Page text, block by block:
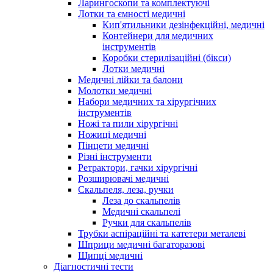
Ларингоскопи та комплектуючі
Лотки та ємності медичні
Кип'ятильники дезінфекційні, медичні
Контейнери для медичних
інструментів
Коробки стерилізаційні (бікси)
Лотки медичні
Медичні лійки та балони
Молотки медичні
Набори медичних та хірургічних
інструментів
Ножі та пили хірургічні
Ножиці медичні
Пінцети медичні
Різні інструменти
Ретрактори, гачки хірургічні
Розширювачі медичні
Скальпеля, леза, ручки
Леза до скальпелів
Медичні скальпелі
Ручки для скальпелів
Трубки аспіраційні та катетери металеві
Шприци медичні багаторазові
Щипці медичні
Діагностичні тести